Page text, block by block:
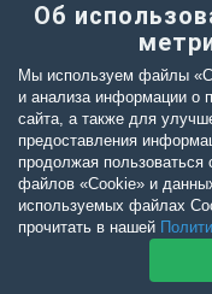
Об
Мы используем файлы
и анализа информации о
сайта, а также для
предоставления
продолжая пользоваться
файлов «Cookie» и
используемых файлах
прочитать в нашей